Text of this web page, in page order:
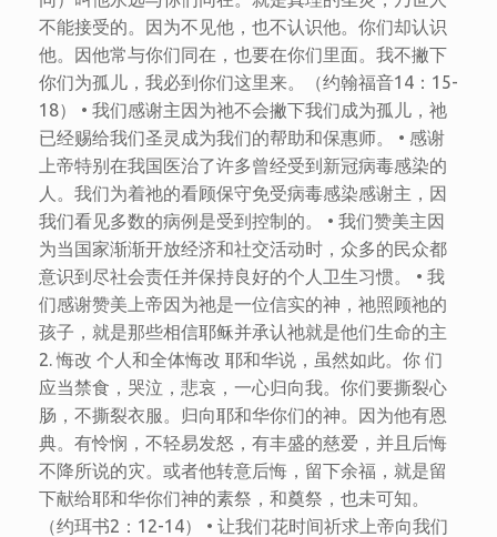
不能接受的。因为不见他，也不认识他。你们却认识
他。因他常与你们同在，也要在你们里面。我不撇下
你们为孤儿，我必到你们这里来。（约翰福音14：15-
18） • 我们感谢主因为祂不会撇下我们成为孤儿，祂
已经赐给我们圣灵成为我们的帮助和保惠师。 • 感谢
上帝特别在我国医治了许多曾经受到新冠病毒感染的
人。我们为着祂的看顾保守免受病毒感染感谢主，因
我们看见多数的病例是受到控制的。 • 我们赞美主因
为当国家渐渐开放经济和社交活动时，众多的民众都
意识到尽社会责任并保持良好的个人卫生习惯。 • 我
们感谢赞美上帝因为祂是一位信实的神，祂照顾祂的
孩子，就是那些相信耶稣并承认祂就是他们生命的主
2. 悔改 个人和全体悔改 耶和华说，虽然如此。你 们
应当禁食，哭泣，悲哀，一心归向我。你们要撕裂心
肠，不撕裂衣服。归向耶和华你们的神。因为他有恩
典。有怜悯，不轻易发怒，有丰盛的慈爱，并且后悔
不降所说的灾。或者他转意后悔，留下余福，就是留
下献给耶和华你们神的素祭，和奠祭，也未可知。
（约珥书2：12-14） • 让我们花时间祈求上帝向我们